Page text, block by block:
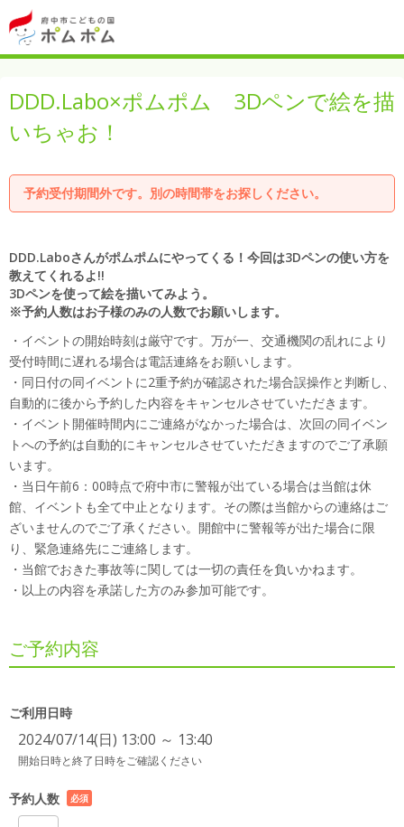
DDD.Labo×ポムポム 3Dペンで絵を描
いちゃお！
予約受付期間外です。別の時間帯をお探しください。
DDD.Laboさんがポムポムにやってくる！今回は3Dペンの使い方を
教えてくれるよ!!
3Dペンを使って絵を描いてみよう。
※予約人数はお子様のみの人数でお願いします。
・イベントの開始時刻は厳守です。万が一、交通機関の乱れにより
受付時間に遅れる場合は電話連絡をお願いします。
・同日付の同イベントに2重予約が確認された場合誤操作と判断し、
自動的に後から予約した内容をキャンセルさせていただきます。
・イベント開催時間内にご連絡がなかった場合は、次回の同イベン
トへの予約は自動的にキャンセルさせていただきますのでご了承願
います。
・当日午前6：00時点で府中市に警報が出ている場合は当館は休
館、イベントも全て中止となります。その際は当館からの連絡はご
ざいませんのでご了承ください。開館中に警報等が出た場合に限
り、緊急連絡先にご連絡します。
・当館でおきた事故等に関しては一切の責任を負いかねます。
・以上の内容を承諾した方のみ参加可能です。
ご予約内容
ご利用日時
2024/07/14(日) 13:00 ～ 13:40
開始日時と終了日時をご確認ください
予約人数
必須